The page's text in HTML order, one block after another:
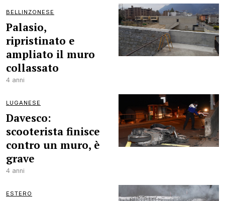
BELLINZONESE
Palasio,
ripristinato e
ampliato il muro
collassato
4 anni
LUGANESE
Davesco:
scooterista finisce
contro un muro, è
grave
4 anni
ESTERO